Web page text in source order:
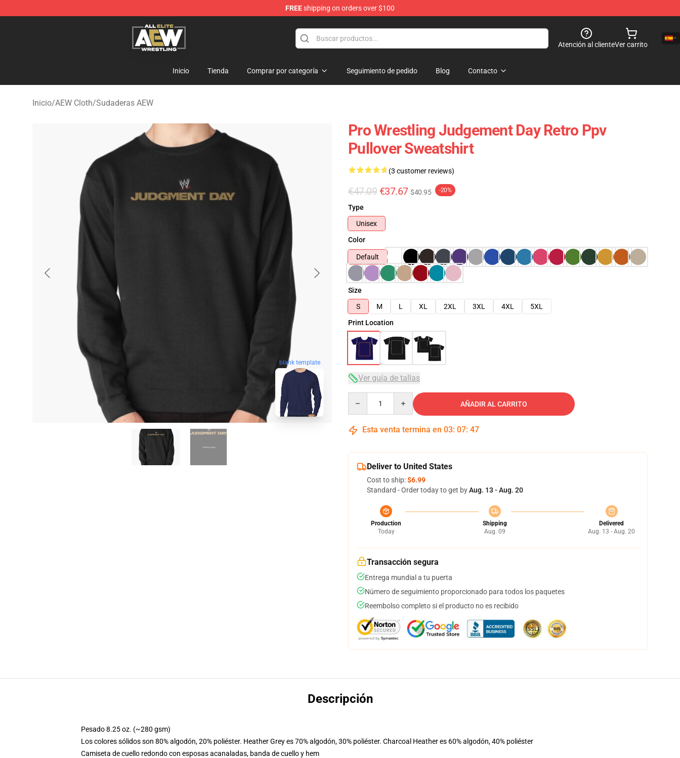
FREEshipping on orders over $100
Aew Shop ⚡️ Official Aew Merchandise Store
Atención al clienteVer carrito
Inicio Tienda Comprar por categoría Seguimiento de pedido Blog Contacto
Inicio/AEW Cloth/Sudaderas AEW
blank template
Pro Wrestling Judgement Day Retro Ppv
Pullover Sweatshirt
(3 customer reviews)
€47.09 €37.67 $40.95 -20%
Type
Unisex
Color
Default
Size
S
M L XL 2XL 3XL 4XL
5XL
Print Location
Ver guía de tallas
AÑADIR AL CARRITO
Esta venta termina en 03: 07: 46
Deliver to United States
Cost to ship:$6.99
Standard - Order today to get byAug. 13 - Aug. 20
Production
Today
Shipping
Aug. 09
Delivered
Aug. 13 - Aug. 20
Transacción segura
Entrega mundial a tu puerta
Número de seguimiento proporcionado para todos los paquetes
Reembolso completo si el producto no es recibido
Descripción
Pesado 8.25 oz. (~280 gsm)
Los colores sólidos son 80% algodón, 20% poliéster. Heather Grey es 70% algodón, 30% poliéster. Charcoal Heather es 60% algodón, 40% poliéster
Camiseta de cuello redondo con esposas acanaladas, banda de cuello y hem